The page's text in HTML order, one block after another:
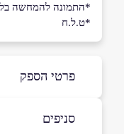
*התמונה להמחשה
*ט.ל.ח
פרטי הספק
סניפים